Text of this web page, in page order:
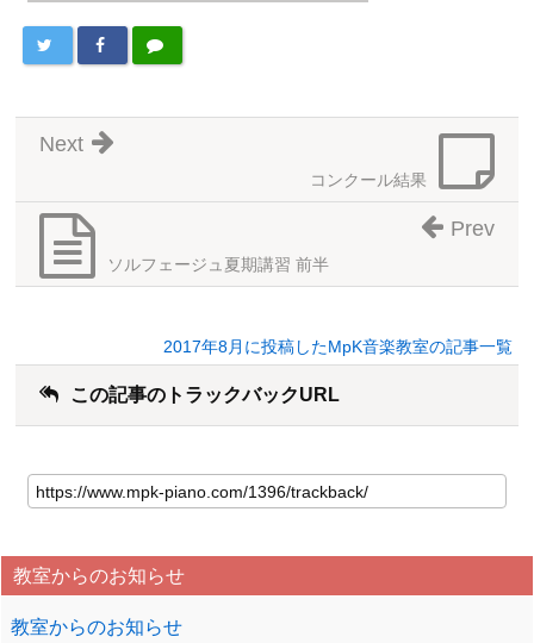
コンクール結果
Next
ソルフェージュ夏期講習 前半
Prev
2017年8月に投稿したMpK音楽教室の記事一覧
この記事のトラックバックURL
教室からのお知らせ
教室からのお知らせ